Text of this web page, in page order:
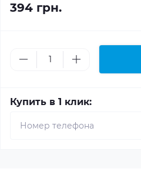
394 грн.
Купить в 1 клик: